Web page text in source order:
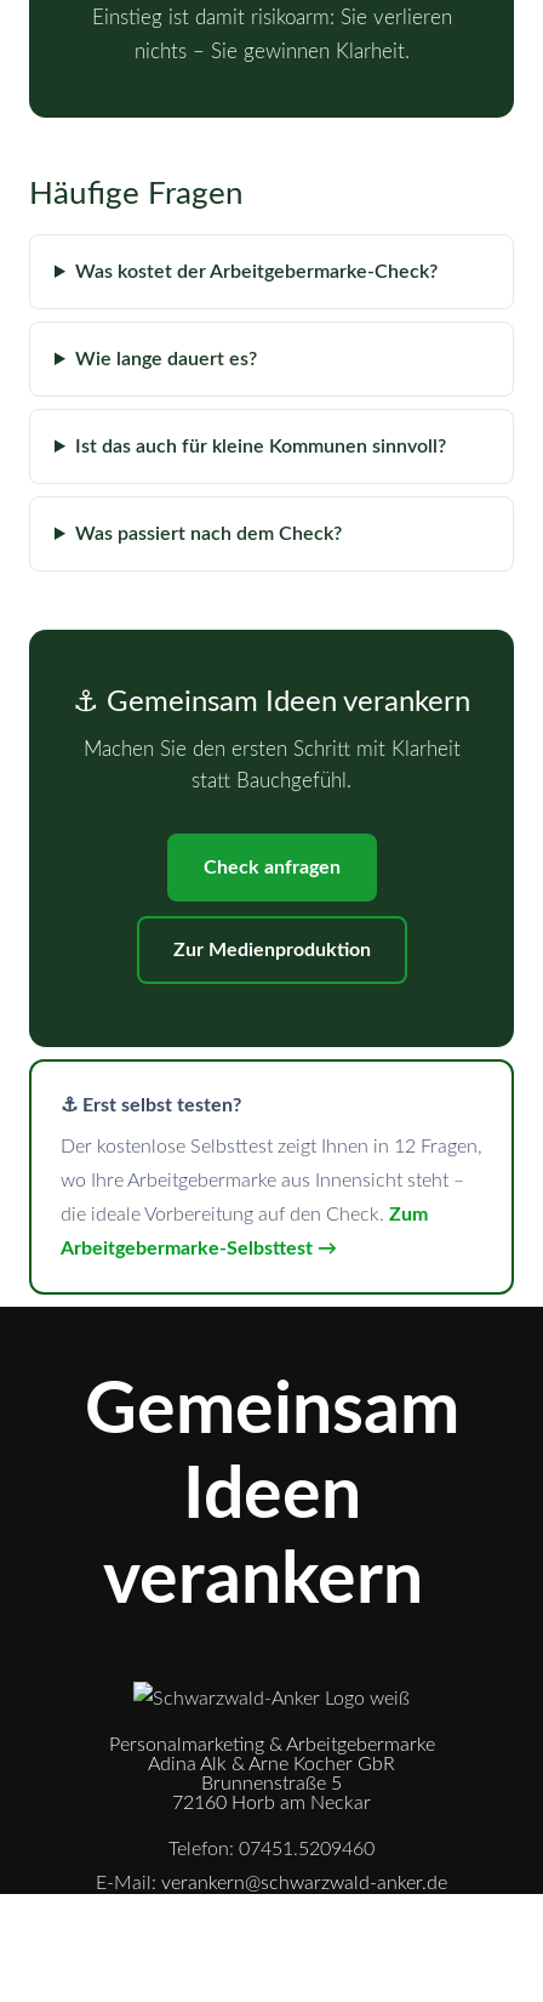
Einstieg ist damit risikoarm: Sie verlieren
nichts – Sie gewinnen Klarheit.
Häufige Fragen
Was kostet der Arbeitgebermarke-Check?
Wie lange dauert es?
Ist das auch für kleine Kommunen sinnvoll?
Was passiert nach dem Check?
⚓ Gemeinsam Ideen verankern
Machen Sie den ersten Schritt mit Klarheit
statt Bauchgefühl.
Check anfragen
Zur Medienproduktion
⚓ Erst selbst testen?
Der kostenlose Selbsttest zeigt Ihnen in 12 Fragen,
wo Ihre Arbeitgebermarke aus Innensicht steht –
die ideale Vorbereitung auf den Check. Zum
Arbeitgebermarke-Selbsttest →
Gemeinsam
Ideen
verankern
Personalmarketing & Arbeitgebermarke
Adina Alk & Arne Kocher GbR
Brunnenstraße 5
72160 Horb am Neckar
Telefon: 07451.5209460
E-Mail: verankern@schwarzwald-anker.de